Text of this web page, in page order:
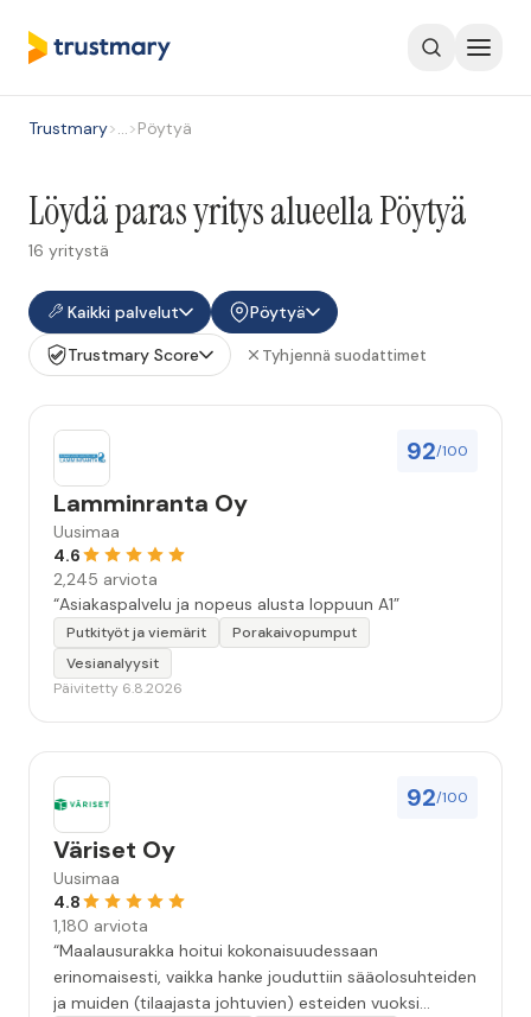
Trustmary>…>Pöytyä
Löydä paras yritys alueella Pöytyä
16 yritystä
Kaikki palvelut
Pöytyä
Trustmary Score
Tyhjennä suodattimet
92/100
Lamminranta Oy
Uusimaa
4.6
2,245 arviota
“Asiakaspalvelu ja nopeus alusta loppuun A1”
Putkityöt ja viemärit
Porakaivopumput
Vesianalyysit
Päivitetty 6.8.2026
92/100
Väriset Oy
Uusimaa
4.8
1,180 arviota
“Maalausurakka hoitui kokonaisuudessaan
erinomaisesti, vaikka hanke jouduttiin sääolosuhteiden
ja muiden (tilaajasta johtuvien) esteiden vuoksi